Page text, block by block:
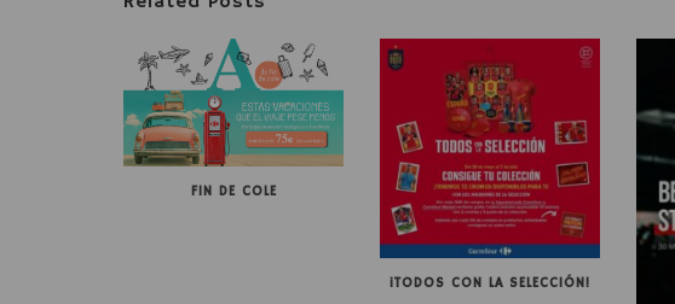
FIN DE COLE
¡TODOS CON LA SELECCIÓN!